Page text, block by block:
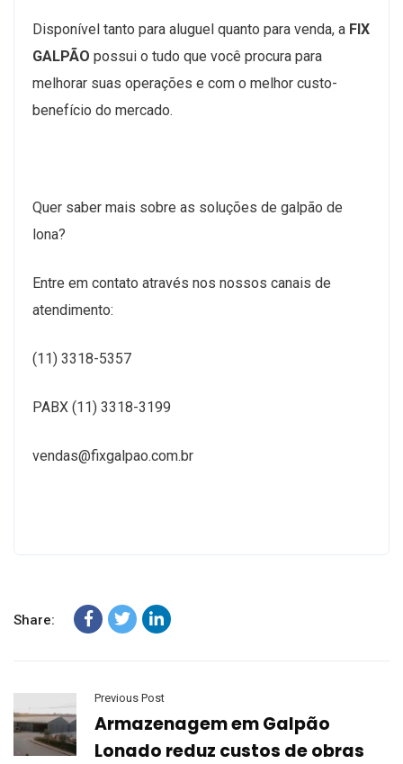
Disponível tanto para aluguel quanto para venda, a FIX
GALPÃO possui o tudo que você procura para
melhorar suas operações e com o melhor custo-
benefício do mercado.
Quer saber mais sobre as soluções de galpão de
lona?
Entre em contato através nos nossos canais de
atendimento:
(11) 3318-5357
PABX (11) 3318-3199
vendas@fixgalpao.com.br
Share:
Previous Post
Armazenagem em Galpão
Lonado reduz custos de obras